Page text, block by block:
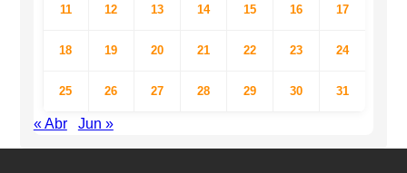
11 12 13 14 15 16 17
18 19 20 21 22 23 24
25 26 27 28 29 30 31
« Abr Jun »